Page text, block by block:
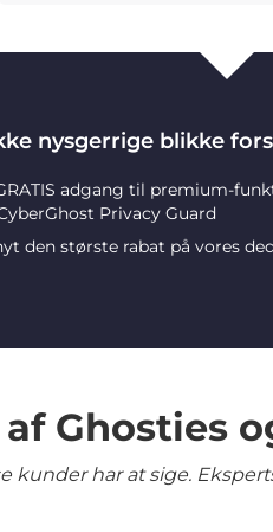
nysgerrige blikke
adgang til premium-
Privacy Guard
den største rabat på vores
Ghosties
kunder har at sige.